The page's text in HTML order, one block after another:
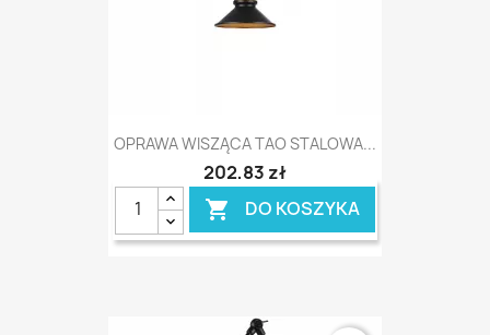
OPRAWA WISZĄCA TAO STALOWA...
202,83 zł
 DO KOSZYKA